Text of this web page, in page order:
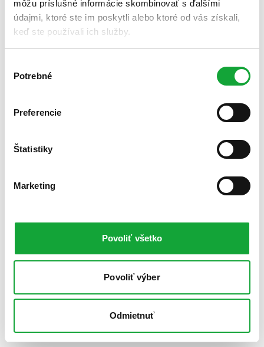
môžu príslušné informácie skombinovať s ďalšími
údajmi, ktoré ste im poskytli alebo ktoré od vás získali,
keď ste používali ich služby.
súhlasu
Potrebné
Preferencie
Štatistiky
Marketing
Povoliť všetko
Povoliť výber
Odmietnuť